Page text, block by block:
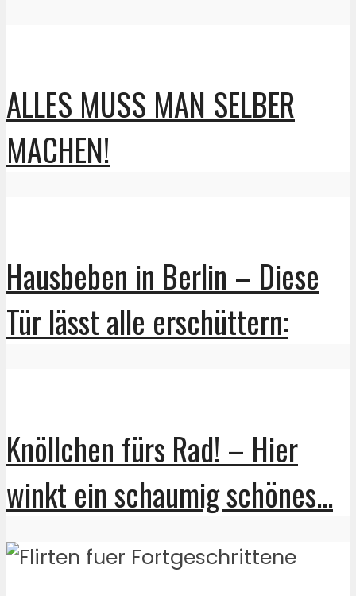
ALLES MUSS MAN SELBER
MACHEN!
Hausbeben in Berlin – Diese
Tür lässt alle erschüttern:
Knöllchen fürs Rad! – Hier
winkt ein schaumig schönes...